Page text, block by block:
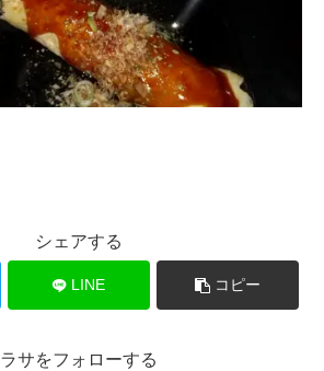
シェアする
LINE コピー
ラサをフォローする